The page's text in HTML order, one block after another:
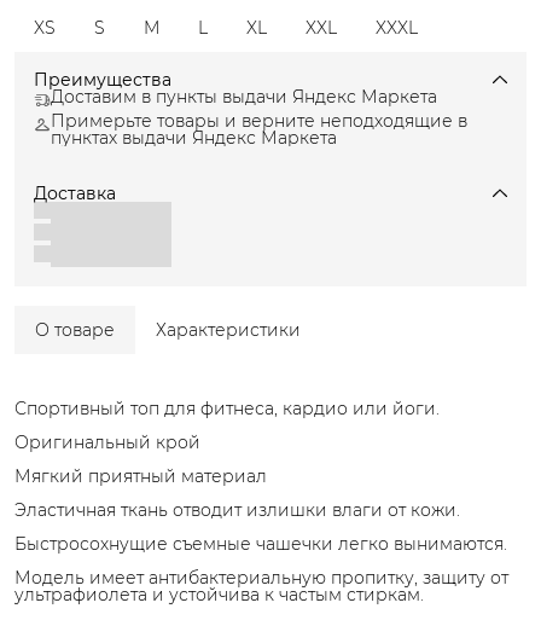
XS
S M L XL XXL XXXL
Преимущества
Доставим в пункты выдачи Яндекс Маркета
Примерьте товары и верните неподходящие в
пунктах выдачи Яндекс Маркета
Доставка
О товаре Характеристики
Спортивный топ для фитнеса, кардио или йоги.
Оригинальный крой
Мягкий приятный материал
Эластичная ткань отводит излишки влаги от кожи.
Быстросохнущие съемные чашечки легко вынимаются.
Модель имеет антибактериальную пропитку, защиту от
ультрафиолета и устойчива к частым стиркам.